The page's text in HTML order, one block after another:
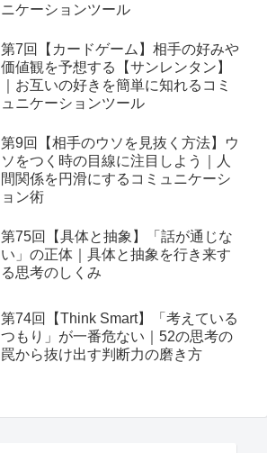
ニケーションツール
第7回【カードゲーム】相手の好みや
価値観を予想する【サンレンタン】
｜お互いの好きを簡単に知れるコミ
ュニケーションツール
第9回【相手のウソを見抜く方法】ウ
ソをつく時の目線に注目しよう｜人
間関係を円滑にするコミュニケーシ
ョン術
第75回【具体と抽象】「話が通じな
い」の正体｜具体と抽象を行き来す
る思考のしくみ
第74回【Think Smart】「考えている
つもり」が一番危ない｜52の思考の
罠から抜け出す判断力の磨き方